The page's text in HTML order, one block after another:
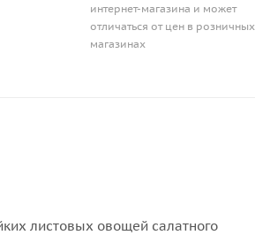
интернет-магазина и может
отличаться от цен в розничных
магазинах
листовых овощей салатного